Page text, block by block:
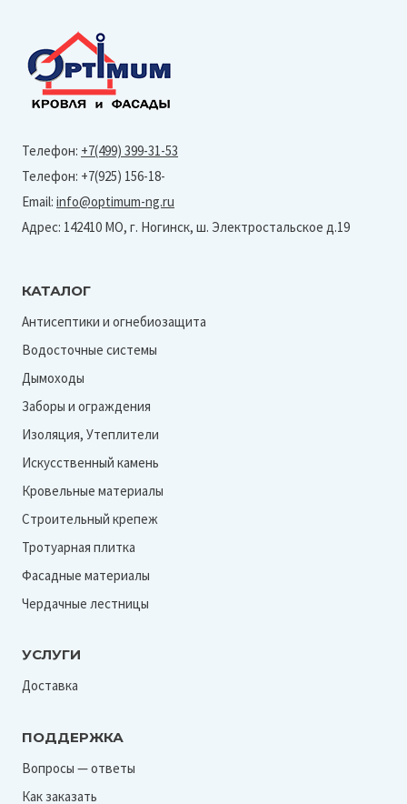
Телефон: +7(499) 399-31-53
Телефон: +7(925) 156-18-
Email: info@optimum-ng.ru
Адрес: 142410 МО, г. Ногинск, ш. Электростальское д.19
КАТАЛОГ
Антисептики и огнебиозащита
Водосточные системы
Дымоходы
Заборы и ограждения
Изоляция, Утеплители
Искусственный камень
Кровельные материалы
Строительный крепеж
Тротуарная плитка
Фасадные материалы
Чердачные лестницы
УСЛУГИ
Доставка
ПОДДЕРЖКА
Вопросы — ответы
Как заказать